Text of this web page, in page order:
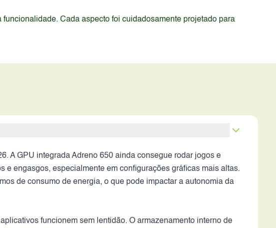
Cada aspecto foi cuidadosamente projetado para
A GPU integrada Adreno 650 ainda consegue rodar jogos e
engasgos, especialmente em configurações gráficas mais altas.
de consumo de energia, o que pode impactar a autonomia da
funcionem sem lentidão. O armazenamento interno de